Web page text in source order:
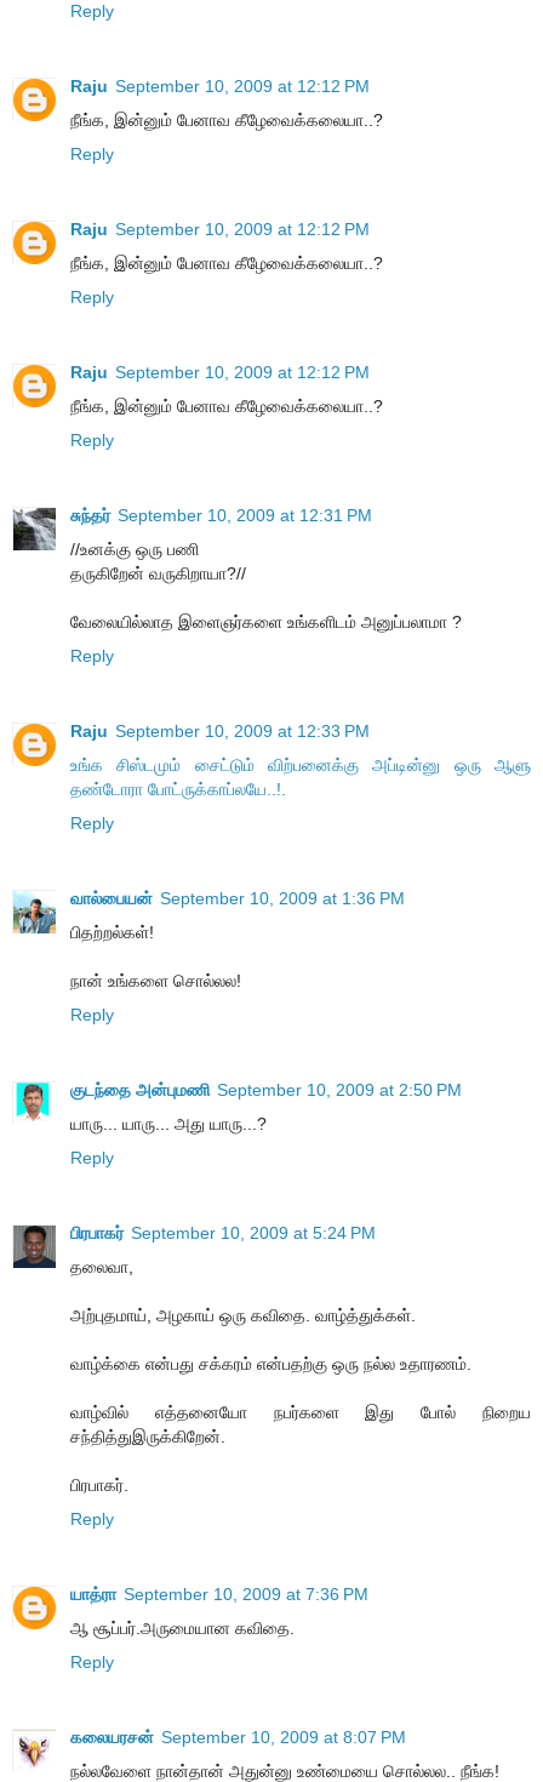
Reply
Raju September 10, 2009 at 12:12 PM
நீங்க, இன்னும் பேனாவ கீழேவைக்கலையா..?
Reply
Raju September 10, 2009 at 12:12 PM
நீங்க, இன்னும் பேனாவ கீழேவைக்கலையா..?
Reply
Raju September 10, 2009 at 12:12 PM
நீங்க, இன்னும் பேனாவ கீழேவைக்கலையா..?
Reply
சுந்தர் September 10, 2009 at 12:31 PM
//உனக்கு ஒரு பணி
தருகிறேன் வருகிறாயா?//
வேலையில்லாத இளைஞர்களை உங்களிடம் அனுப்பலாமா ?
Reply
Raju September 10, 2009 at 12:33 PM
உங்க சிஸ்டமும் சைட்டும் விற்பனைக்கு அப்டின்னு ஒரு ஆளு
தண்டோரா போட்ருக்காப்லயே..!.
Reply
வால்பையன் September 10, 2009 at 1:36 PM
பிதற்றல்கள்!
நான் உங்களை சொல்லல!
Reply
குடந்தை அன்புமணி September 10, 2009 at 2:50 PM
யாரு... யாரு... அது யாரு...?
Reply
பிரபாகர் September 10, 2009 at 5:24 PM
தலைவா,
அற்புதமாய், அழகாய் ஒரு கவிதை. வாழ்த்துக்கள்.
வாழ்க்கை என்பது சக்கரம் என்பதற்கு ஒரு நல்ல உதாரணம்.
வாழ்வில் எத்தனையோ நபர்களை இது போல் நிறைய
சந்தித்துஇருக்கிறேன்.
பிரபாகர்.
Reply
யாத்ரா September 10, 2009 at 7:36 PM
ஆ சூப்பர்.அருமையான கவிதை.
Reply
கலையரசன் September 10, 2009 at 8:07 PM
நல்லவேளை நான்தான் அதுன்னு உண்மையை சொல்லல.. நீங்க!